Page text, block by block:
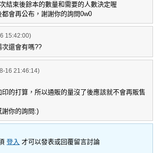
結束後餘本的數量和需要的人數決定喔
都會再公布，謝謝你的詢問0w0
15:42:00)
次還會有嗎??
16 21:46:14)
印的打算，所以通販的量沒了後應該就不會再販售
謝你的詢問:)
登入 才可以發表或回覆留言討論